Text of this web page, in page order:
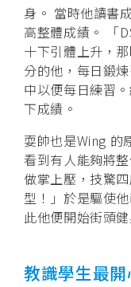
身。 當時他讀書
高整體成績。 「
十下引體上升，
分的他，每日鍛
中以便每日練習
下成績。
耍帥也是Wing 的
看到有人能夠將
做掌上壓，技驚
型！」於是驅使
此他便開始街頭健
教識學生最開